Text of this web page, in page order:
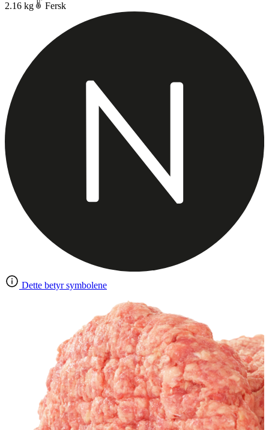
2.16 kg
Fersk
Dette betyr symbolene